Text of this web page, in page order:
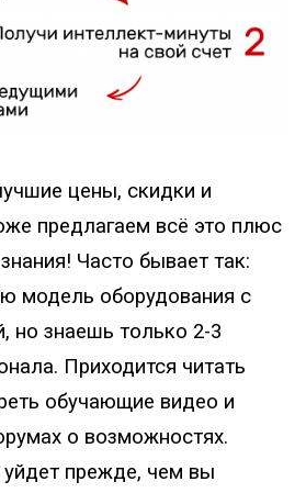
цены, скидки и
предлагаем всё это плюс
Часто бывает так:
модель оборудования с
но знаешь только 2-3
Приходится читать
обучающие видео и
о возможностях.
прежде, чем вы